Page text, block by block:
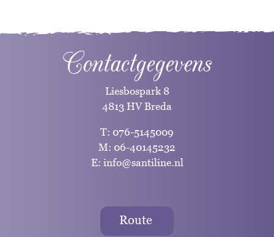
Contactgegevens
Liesbospark 8
4813 HV Breda
T: 076-5145009
M: 06-40145232
E: info@santiline.nl
Route